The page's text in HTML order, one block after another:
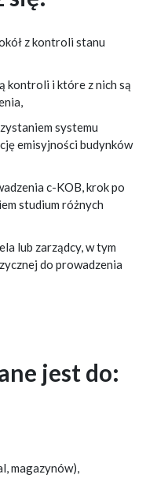
z kontroli stanu
kontroli i które z nich są
systemu
emisyjności budynków
c-KOB, krok po
studium różnych
lub zarządcy, w tym
do prowadzenia
jest do:
magazynów),